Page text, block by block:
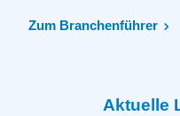
Zum Branchenführer
Aktuelle